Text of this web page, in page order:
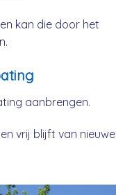
kan die door het
aanbrengen.
vrij blijft van nieuwe